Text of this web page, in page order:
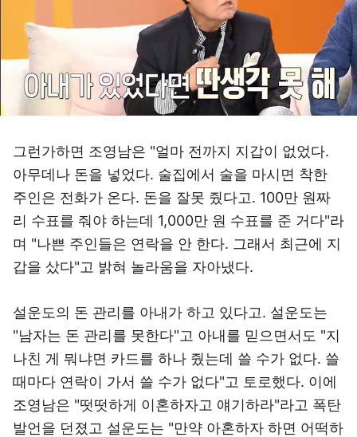
그런가하면 조영남은 "얼마 전까지 지갑이 없었다.
아무데나 돈을 넣었다. 술집에서 술을 마시면 착한
주인은 전화가 온다. 돈을 잘못 줬다고. 100만 원짜
리 수표를 줘야 하는데 1,000만 원 수표를 준 거다"라
며 "나쁜 주인들은 연락을 안 한다. 그래서 최근에 지
갑을 샀다"고 밝혀 놀라움을 자아냈다.
설운도의 돈 관리를 아내가 하고 있다고. 설운도는
"남자는 돈 관리를 못한다"고 아내를 믿으면서도 "지
나친 게 뭐냐면 카드를 하나 줬는데 쓸 수가 없다. 쓸
때마다 연락이 가서 쓸 수가 없다"고 토로했다. 이에
조영남은 "떳떳하게 이혼하자고 얘기하라"라고 폭탄
발언을 던졌고 설운도는 "만약 아혼하자 하면 어떡하